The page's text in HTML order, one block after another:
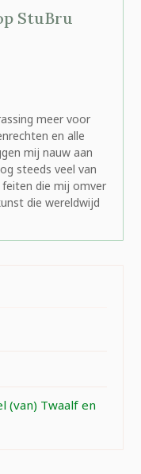
StuBru
meer voor
en alle
mij nauw aan
steeds veel van
die mij omver
die wereldwijd
(van) Twaalf en